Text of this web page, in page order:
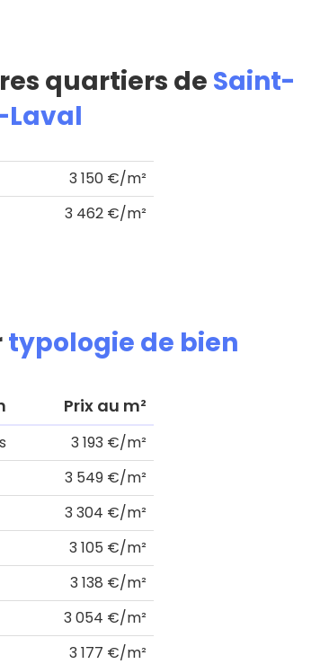
quartiers de Saint-
Laval
3 150 €/m²
3 462 €/m²
typologie de bien
Prix au m²
3 193 €/m²
3 549 €/m²
3 304 €/m²
3 105 €/m²
3 138 €/m²
3 054 €/m²
3 177 €/m²